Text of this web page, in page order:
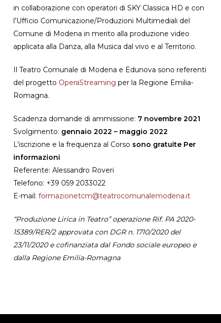
in collaborazione con operatori di SKY Classica HD e con
l’Ufficio Comunicazione/Produzioni Multimediali del
Comune di Modena in merito alla produzione video
applicata alla Danza, alla Musica dal vivo e al Territorio.
Il Teatro Comunale di Modena e Edunova sono referenti
del progetto OperaStreaming per la Regione Emilia-
Romagna.
Scadenza domande di ammissione: 7 novembre 2021
Svolgimento: gennaio 2022 – maggio 2022
L’iscrizione e la frequenza al Corso sono gratuite Per
informazioni
Referente: Alessandro Roveri
Telefono: +39 059 2033022
E-mail: formazionetcm@teatrocomunalemodena.it
“Produzione Lirica in Teatro” operazione Rif. PA 2020-
15389/RER/2 approvata con DGR n. 1710/2020 del
23/11/2020 e cofinanziata dal Fondo sociale europeo e
dalla Regione Emilia-Romagna